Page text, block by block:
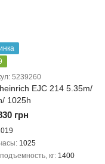
5239260
EJC 214 5.35m/
1025h
грн
1025
кг 1400